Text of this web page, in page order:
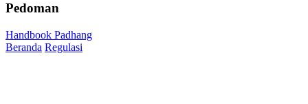
Pedoman
Handbook Padhang
Beranda Regulasi